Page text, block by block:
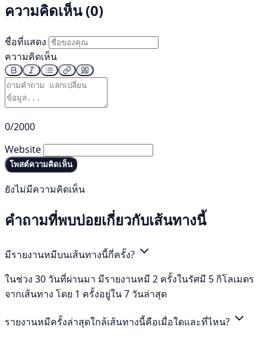
ความคิดเห็น (0)
ชื่อที่แสดง
ความคิดเห็น
0/2000
Website
โพสต์ความคิดเห็น
ยังไม่มีความคิดเห็น
คำถามที่พบบ่อยเกี่ยวกับเส้นทางนี้
มีรายงานหมีบนเส้นทางนี้กี่ครั้ง?
ในช่วง 30 วันที่ผ่านมา มีรายงานหมี 2 ครั้งในรัศมี 5 กิโลเมตร
จากเส้นทาง โดย 1 ครั้งอยู่ใน 7 วันล่าสุด
รายงานหมีครั้งล่าสุดใกล้เส้นทางนี้คือเมื่อใดและที่ไหน?